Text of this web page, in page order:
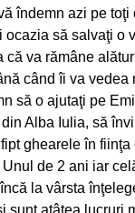
îndemn azi pe toţi
ocazia să salvaţi o
că va rămâne
când îi va vedea
să o ajutaţi pe
Alba Iulia, să
ghearele în fiinţa
de 2 ani iar
la vârsta
sunt atâtea lucruri